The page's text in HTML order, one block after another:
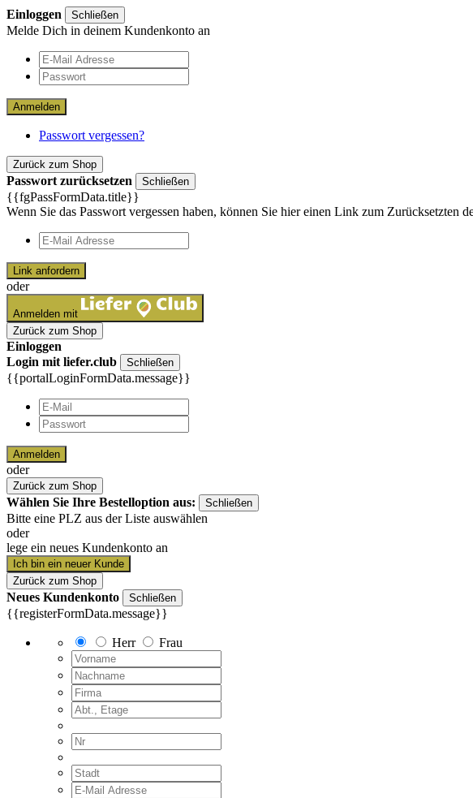
Einloggen Schließen
Melde Dich in deinem Kundenkonto an
Anmelden
Passwort vergessen?
Zurück zum Shop
Passwort zurücksetzen Schließen
{{fgPassFormData.title}}
Wenn Sie das Passwort vergessen haben, können Sie hier einen Link zum
Link anfordern
oder
Anmelden mit
Zurück zum Shop
Einloggen
Login mit liefer.club
Schließen
{{portalLoginFormData.message}}
Anmelden
oder
Zurück zum Shop
Wählen Sie Ihre Bestelloption aus: Schließen
Bitte eine PLZ aus der Liste auswählen
oder
lege ein neues Kundenkonto an
Ich bin ein neuer Kunde
Zurück zum Shop
Neues Kundenkonto Schließen
{{registerFormData.message}}
Herr Frau